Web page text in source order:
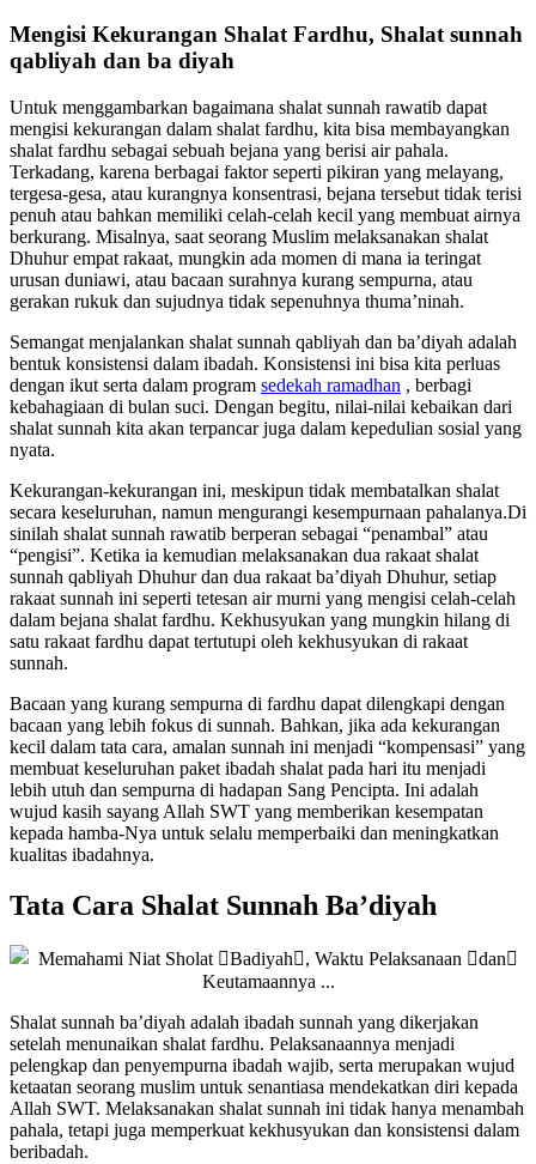
Mengisi Kekurangan Shalat Fardhu, Shalat sunnah
qabliyah dan ba diyah
Untuk menggambarkan bagaimana shalat sunnah rawatib dapat
mengisi kekurangan dalam shalat fardhu, kita bisa membayangkan
shalat fardhu sebagai sebuah bejana yang berisi air pahala.
Terkadang, karena berbagai faktor seperti pikiran yang melayang,
tergesa-gesa, atau kurangnya konsentrasi, bejana tersebut tidak terisi
penuh atau bahkan memiliki celah-celah kecil yang membuat airnya
berkurang. Misalnya, saat seorang Muslim melaksanakan shalat
Dhuhur empat rakaat, mungkin ada momen di mana ia teringat
urusan duniawi, atau bacaan surahnya kurang sempurna, atau
gerakan rukuk dan sujudnya tidak sepenuhnya thuma’ninah.
Semangat menjalankan shalat sunnah qabliyah dan ba’diyah adalah
bentuk konsistensi dalam ibadah. Konsistensi ini bisa kita perluas
dengan ikut serta dalam program sedekah ramadhan , berbagi
kebahagiaan di bulan suci. Dengan begitu, nilai-nilai kebaikan dari
shalat sunnah kita akan terpancar juga dalam kepedulian sosial yang
nyata.
Kekurangan-kekurangan ini, meskipun tidak membatalkan shalat
secara keseluruhan, namun mengurangi kesempurnaan pahalanya.Di
sinilah shalat sunnah rawatib berperan sebagai “penambal” atau
“pengisi”. Ketika ia kemudian melaksanakan dua rakaat shalat
sunnah qabliyah Dhuhur dan dua rakaat ba’diyah Dhuhur, setiap
rakaat sunnah ini seperti tetesan air murni yang mengisi celah-celah
dalam bejana shalat fardhu. Kekhusyukan yang mungkin hilang di
satu rakaat fardhu dapat tertutupi oleh kekhusyukan di rakaat
sunnah.
Bacaan yang kurang sempurna di fardhu dapat dilengkapi dengan
bacaan yang lebih fokus di sunnah. Bahkan, jika ada kekurangan
kecil dalam tata cara, amalan sunnah ini menjadi “kompensasi” yang
membuat keseluruhan paket ibadah shalat pada hari itu menjadi
lebih utuh dan sempurna di hadapan Sang Pencipta. Ini adalah
wujud kasih sayang Allah SWT yang memberikan kesempatan
kepada hamba-Nya untuk selalu memperbaiki dan meningkatkan
kualitas ibadahnya.
Tata Cara Shalat Sunnah Ba’diyah
Shalat sunnah ba’diyah adalah ibadah sunnah yang dikerjakan
setelah menunaikan shalat fardhu. Pelaksanaannya menjadi
pelengkap dan penyempurna ibadah wajib, serta merupakan wujud
ketaatan seorang muslim untuk senantiasa mendekatkan diri kepada
Allah SWT. Melaksanakan shalat sunnah ini tidak hanya menambah
pahala, tetapi juga memperkuat kekhusyukan dan konsistensi dalam
beribadah.